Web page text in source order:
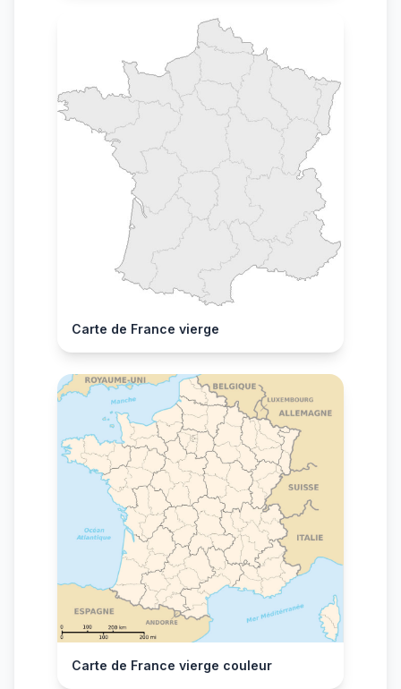
Carte de France vierge
Carte de France vierge couleur